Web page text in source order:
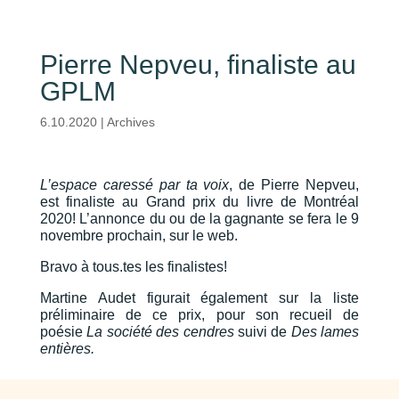
Pierre Nepveu, finaliste au
GPLM
6.10.2020| Archives
L’espace caressé par ta voix, de Pierre Nepveu,
est finaliste au Grand prix du livre de Montréal
2020! L’annonce du ou de la gagnante se fera le 9
novembre prochain, sur le web.
Bravo à tous.tes les finalistes!
Martine Audet figurait également sur la liste
préliminaire de ce prix, pour son recueil de
poésieLa société des cendressuivi de Des lames
entières.